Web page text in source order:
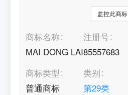
监控此商标
商标名称
MAI DONG LAI
注册号
85557683
商标类型
普通商标
类别
第29类